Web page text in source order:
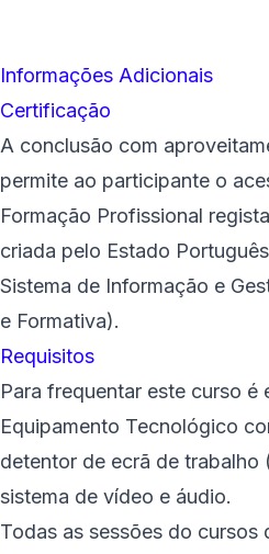
Informações Adicionais
Certificação
A conclusão com
permite ao participante o
Formação Profissional
criada pelo Estado
Sistema de Informação e
e Formativa).
Requisitos
Para frequentar este curso é
Equipamento Tecnológico
detentor de ecrã de trabalho
sistema de vídeo e áudio.
Todas as sessões do cursos